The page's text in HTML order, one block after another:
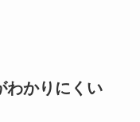
わかりにくい